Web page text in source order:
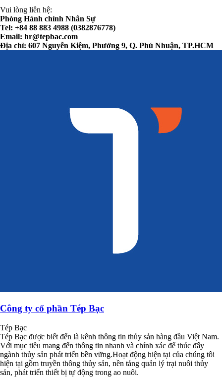
Vui lòng liên hệ:
Phòng Hành chính Nhân Sự
Tel: +84 88 883 4988 (0382876778)
Email: hr@tepbac.com
Địa chỉ: 607 Nguyễn Kiệm, Phường 9, Q. Phú Nhuận, TP.HCM
Công ty cổ phần Tép Bạc
Tép Bạc
Tép Bạc được biết đến là kênh thông tin thủy sản hàng đầu Việt Nam.
Với mục tiêu mang đến thông tin nhanh và chính xác để thúc đẩy
ngành thủy sản phát triển bền vững.Hoạt động hiện tại của chúng tôi
hiện tại gồm truyền thông thủy sản, nền tảng quản lý trại nuôi thủy
sản, phát triển thiết bị tự động trong ao nuôi.